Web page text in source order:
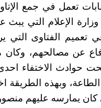
تعمل في جمع
وزارة الإعلام التي
الفتاوى التي
عن مصالحهم،
حوادث الاختفاء
وبهذه الطريقة
يمارسه عليهم